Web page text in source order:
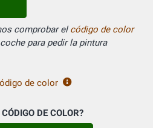
comprobar elcódigo de color
para pedir la pintura
de color
DE COLOR?